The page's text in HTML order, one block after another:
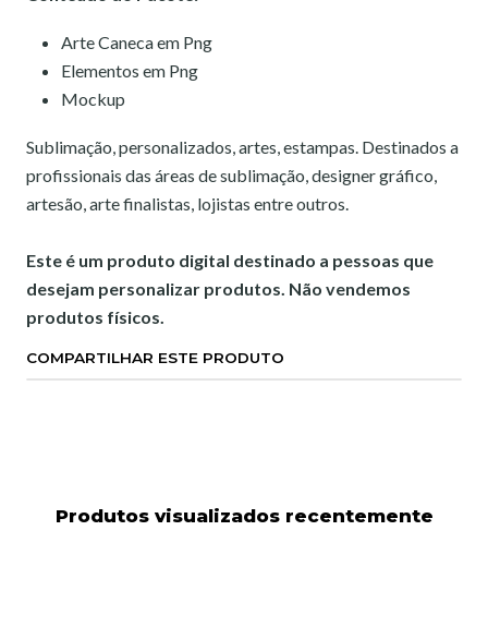
Arte Caneca em Png
Elementos em Png
Mockup
Sublimação, personalizados, artes, estampas. Destinados a
profissionais das áreas de sublimação, designer gráfico,
artesão, arte finalistas, lojistas entre outros.
Este é um produto digital destinado a pessoas que
desejam personalizar produtos. Não vendemos
produtos físicos.
COMPARTILHAR ESTE PRODUTO
Produtos visualizados recentemente